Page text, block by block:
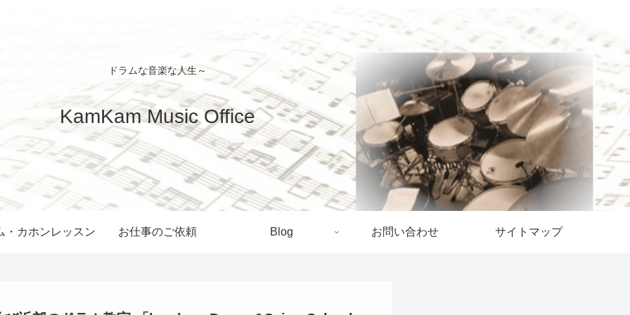
ドラムな音楽な人生～
KamKam Music Office
・カホンレッスン お仕事のご依頼 Blog お問い合わせ サイトマップ